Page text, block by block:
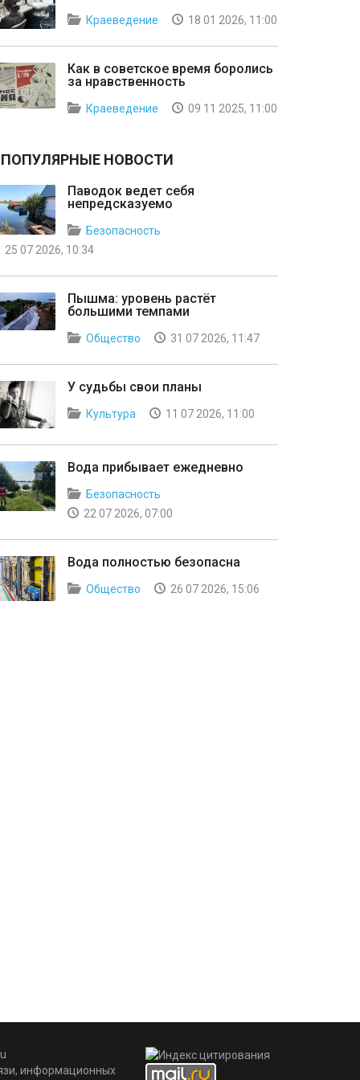
Краеведение 18 01 2026, 11:00
Как в советское время боролись
за нравственность
Краеведение 09 11 2025, 11:00
ПОПУЛЯРНЫЕ НОВОСТИ
Паводок ведет себя
непредсказуемо
Безопасность
25 07 2026, 10:34
Пышма: уровень растёт
большими темпами
Общество 31 07 2026, 11:47
У судьбы свои планы
Культура 11 07 2026, 11:00
Вода прибывает ежедневно
Безопасность
22 07 2026, 07:00
Вода полностью безопасна
Общество 26 07 2026, 15:06
информационных